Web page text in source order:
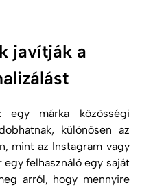
javítják a
egy márka közösségi
különösen az
mint az Instagram vagy
felhasználó egy saját
arról, hogy mennyire